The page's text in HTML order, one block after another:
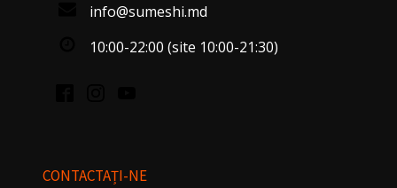
info@sumeshi.md
10:00-22:00 (site 10:00-21:30)
CONTACTAȚI-NE